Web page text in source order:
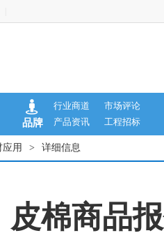
品牌
行业商道
市场评论
产品资讯
工程招标
应用 > 详细信息
皮棉商品